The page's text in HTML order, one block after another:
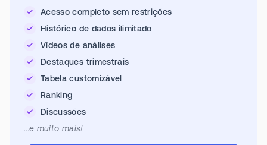
Acesso completo sem restrições
Histórico de dados ilimitado
Vídeos de análises
Destaques trimestrais
Tabela customizável
Ranking
Discussões
...e muito mais!